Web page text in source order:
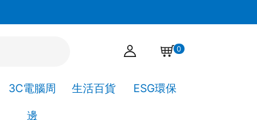
0
3C電腦周
邊
生活百貨 ESG環保